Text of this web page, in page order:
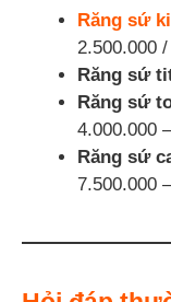
Răng sứ
2.500.000
Răng sứ
Răng sứ
4.000.000
Răng sứ
7.500.000